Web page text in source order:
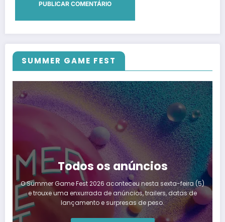
SUMMER GAME FEST
Todos os anúncios
O Summer Game Fest 2026 aconteceu nesta sexta-feira (5)
e trouxe uma enxurrada de anúncios, trailers, datas de
lançamento e surpresas de peso.